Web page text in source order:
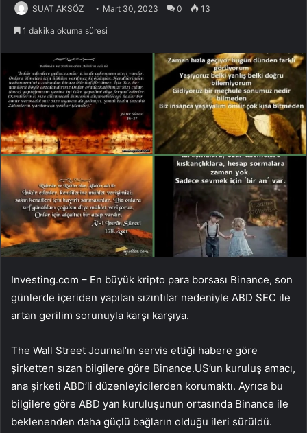
SUAT AKSÖZ Mart 30, 2023 0 13
1 dakika okuma süresi
Investing.com – En büyük kripto para borsası Binance, son
günlerde içeriden yapılan sızıntılar nedeniyle ABD SEC ile
artan gerilim sorunuyla karşı karşıya.
The Wall Street Journal’ın servis ettiği habere göre
şirketten sızan bilgilere göre Binance.US’un kuruluş amacı,
ana şirketi ABD’li düzenleyicilerden korumaktı. Ayrıca bu
bilgilere göre ABD yan kuruluşunun ortasında Binance ile
beklenenden daha güçlü bağların olduğu ileri sürüldü.